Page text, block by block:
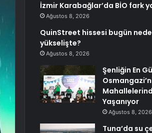
İzmir Karabağlar’da BİO fark
Ağustos 8, 2026
QuinStreet hissesi bugün
yükselişte?
Ağustos 8, 2026
Şenliğin En
Yaşanıyor
Ağustos 8, 2026
Tuna’da su